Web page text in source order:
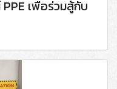
เพื่อร่วมสู้กับ